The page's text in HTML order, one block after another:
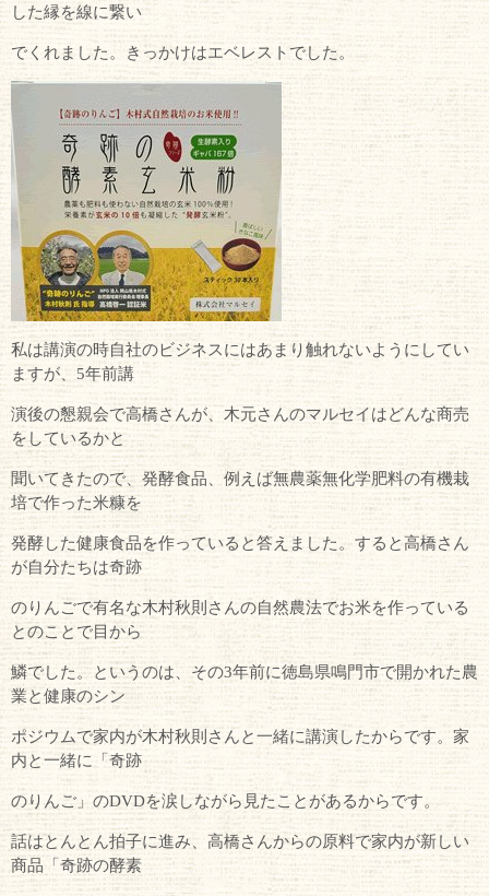
した縁を線に繋い
でくれました。きっかけはエベレストでした。
私は講演の時自社のビジネスにはあまり触れないようにしてい
ますが、5年前講
演後の懇親会で高橋さんが、木元さんのマルセイはどんな商売
をしているかと
聞いてきたので、発酵食品、例えば無農薬無化学肥料の有機栽
培で作った米糠を
発酵した健康食品を作っていると答えました。すると高橋さん
が自分たちは奇跡
のりんごで有名な木村秋則さんの自然農法でお米を作っている
とのことで目から
鱗でした。というのは、その3年前に徳島県鳴門市で開かれた農
業と健康のシン
ポジウムで家内が木村秋則さんと一緒に講演したからです。家
内と一緒に「奇跡
のりんご」のDVDを涙しながら見たことがあるからです。
話はとんとん拍子に進み、高橋さんからの原料で家内が新しい
商品「奇跡の酵素